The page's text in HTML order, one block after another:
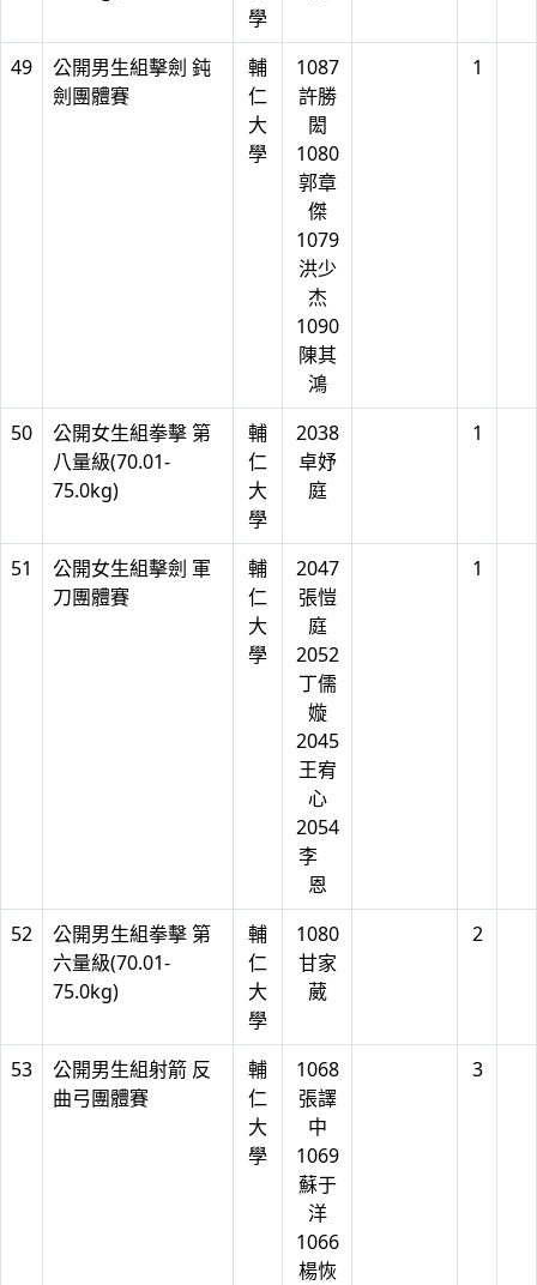
學
49
公開男生組擊劍 鈍
劍團體賽
輔
仁
大
學
1087
許勝
閎
1080
郭章
傑
1079
洪少
杰
1090
陳其
鴻
1
50
公開女生組拳擊 第
八量級(70.01-
75.0kg)
輔
仁
大
學
2038
卓妤
庭
1
51
公開女生組擊劍 軍
刀團體賽
輔
仁
大
學
2047
張愷
庭
2052
丁儒
嫙
2045
王宥
心
2054
李
恩
1
52
公開男生組拳擊 第
六量級(70.01-
75.0kg)
輔
仁
大
學
1080
甘家
葳
2
53
公開男生組射箭 反
曲弓團體賽
輔
仁
大
學
1068
張譯
中
1069
蘇于
洋
1066
楊恢
3